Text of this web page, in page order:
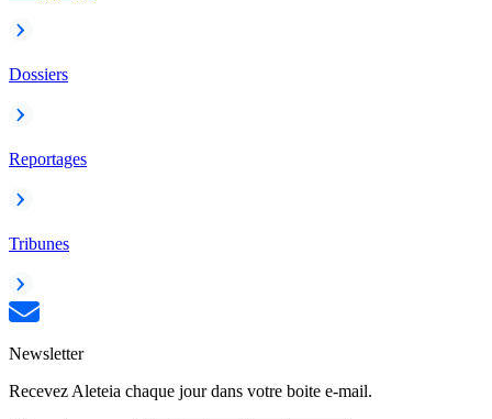
Dossiers
Reportages
Tribunes
Newsletter
Recevez Aleteia chaque jour dans votre boite e-mail.